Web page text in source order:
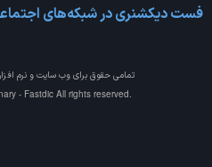
فست دیکشنری در شبکه‌های
تمامی حقوق برای وب سایت و نرم
- Fastdic All rights reserved.